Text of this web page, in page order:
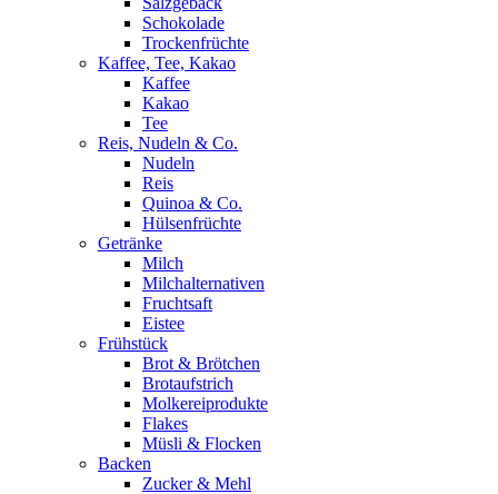
Schokolade
Trockenfrüchte
Kaffee, Tee, Kakao
Kaffee
Kakao
Tee
Reis, Nudeln & Co.
Nudeln
Reis
Quinoa & Co.
Hülsenfrüchte
Getränke
Milch
Milchalternativen
Fruchtsaft
Eistee
Frühstück
Brot & Brötchen
Brotaufstrich
Molkereiprodukte
Flakes
Müsli & Flocken
Backen
Zucker & Mehl